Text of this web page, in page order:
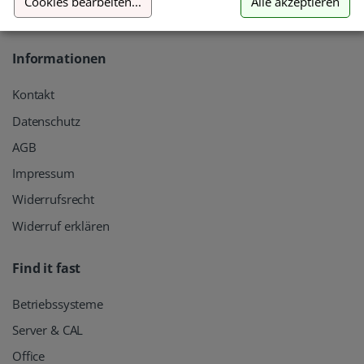
hilfe@tralion.de
Informationen
Kontakt
Datenschutz
AGB
Impressum
Widerrufsrecht
Widerruf erklären
Find it fast
Betriebssysteme
Server & CAL
Office